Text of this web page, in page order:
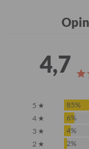
4,7
5 ★ 85%
4 ★
6%
3 ★
4%
2 ★
2%